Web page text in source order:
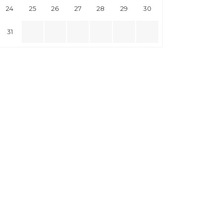
24 25 26 27 28 29 30
31